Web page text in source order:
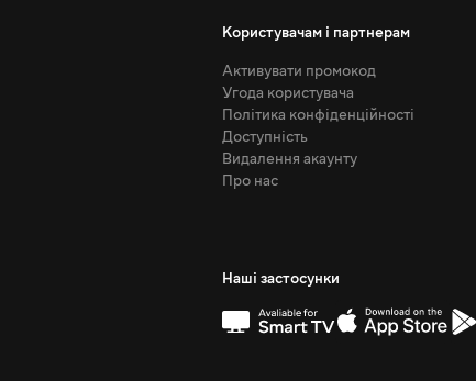
Користувачам і партнерам
Активувати промокод
Угода користувача
Політика конфіденційності
Доступність
Видалення акаунту
Про нас
Наші застосунки